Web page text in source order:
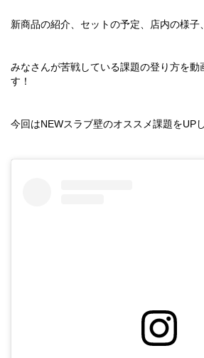
新商品の紹介、セットの予定、店内の様子、
みなさんが苦戦している課題の登り方を動
す！
今回はNEWスラブ壁のオススメ課題をUP